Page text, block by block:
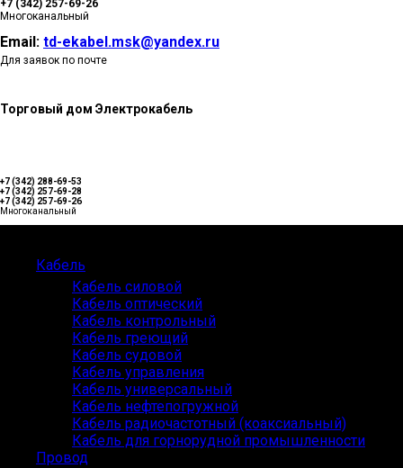
+7 (342) 257-69-26
Многоканальный
Email: td-ekabel.msk@yandex.ru
Для заявок по почте
Торговый дом Электрокабель
+7 (342) 288-69-53
+7 (342) 257-69-28
+7 (342) 257-69-26
Многоканальный
Кабель
Кабель силовой
Кабель оптический
Кабель контрольный
Кабель греющий
Кабель судовой
Кабель управления
Кабель универсальный
Кабель нефтепогружной
Кабель радиочастотный (коаксиальный)
Кабель для горнорудной промышленности
Провод